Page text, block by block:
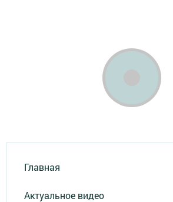
Главная
Актуальное видео